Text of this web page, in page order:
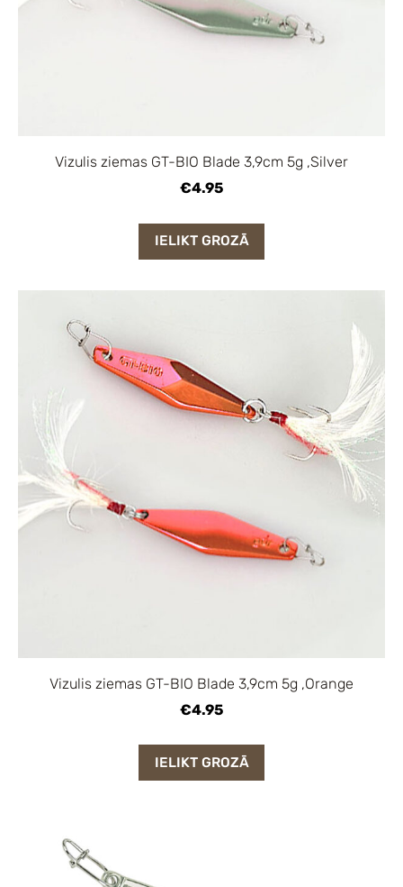
Vizulis ziemas GT-BIO Blade 3,9cm 5g ,Silver
€4.95
IELIKT GROZĀ
Vizulis ziemas GT-BIO Blade 3,9cm 5g ,Orange
€4.95
IELIKT GROZĀ